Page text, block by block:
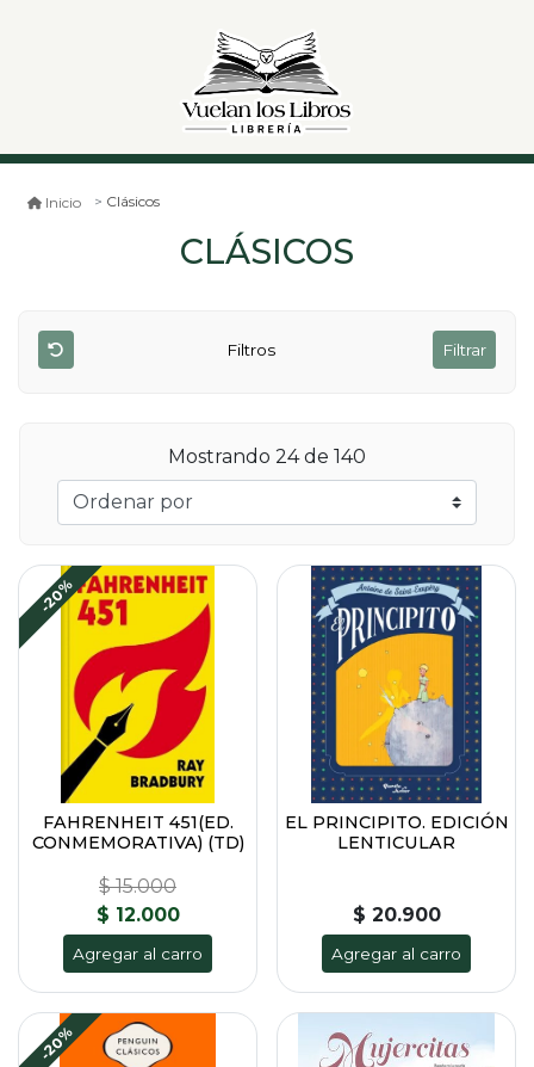
Inicio Clásicos
CLÁSICOS
Filtros Filtrar
Mostrando 24 de 140
-20%
FAHRENHEIT 451(ED.
CONMEMORATIVA) (TD)
$ 15.000
$ 12.000
Agregar al carro
EL PRINCIPITO. EDICIÓN
LENTICULAR
$ 20.900
Agregar al carro
-20%